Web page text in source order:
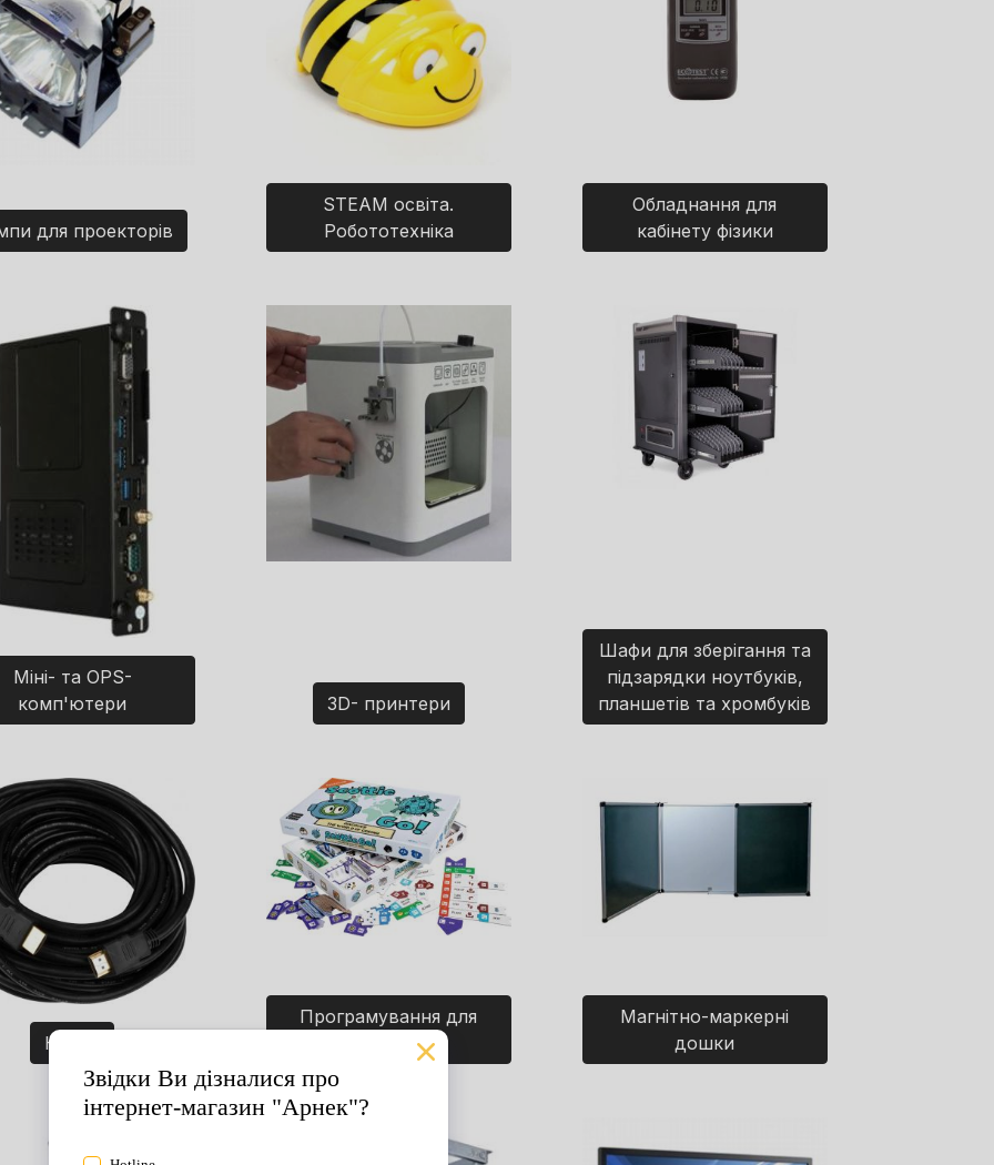
для проекторів
STEAM освіта.
Робототехніка
Обладнання для
кабінету фізики
Міні- та OPS-
комп'ютери
3D- принтери
Шафи для зберігання та
підзарядки ноутбуків,
планшетів та хромбуків
Кабелі
Програмування для
дітей. Ігри.
Магнітно-маркерні
дошки